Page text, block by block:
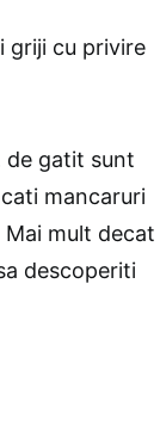
griji cu privire
de gatit sunt
mancaruri
mult decat
descoperiti